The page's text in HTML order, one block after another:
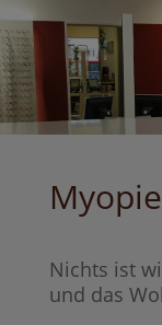
Nichts ist
und das